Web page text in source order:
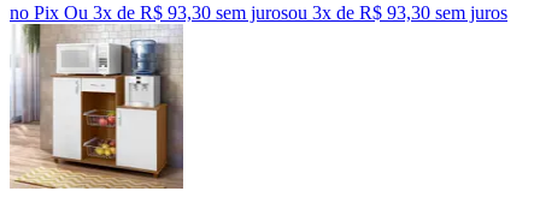
no Pix Ou 3x de R$ 93,30 sem jurosou 3x de R$ 93,30 sem juros